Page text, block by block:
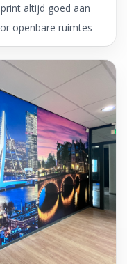
altijd goed aan
openbare ruimtes